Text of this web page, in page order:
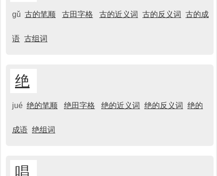
gǔ 古的笔顺 古田字格 古的近义词 古的反义词 古的成
语 古组词
绝
jué 绝的笔顺 绝田字格 绝的近义词 绝的反义词 绝的
成语 绝组词
唱